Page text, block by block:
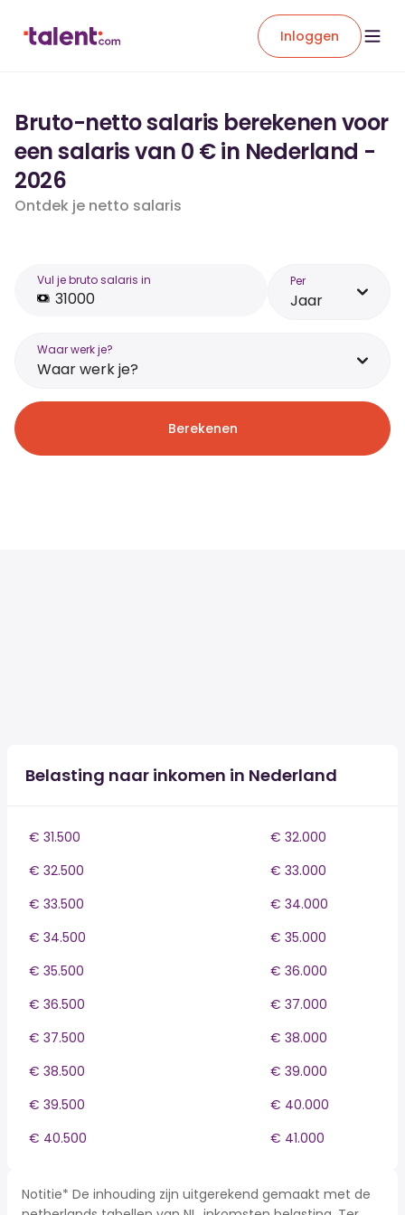
Inloggen
Bruto-netto salaris berekenen voor
een salaris van 0 € in Nederland -
2026
Ontdek je netto salaris
Vul je bruto salaris in Per
Jaar
Waar werk je?
Waar werk je?
Berekenen
Belasting naar inkomen in Nederland
€ 31.500
€ 32.000
€ 32.500
€ 33.000
€ 33.500
€ 34.000
€ 34.500
€ 35.000
€ 35.500
€ 36.000
€ 36.500
€ 37.000
€ 37.500
€ 38.000
€ 38.500
€ 39.000
€ 39.500
€ 40.000
€ 40.500
€ 41.000
Notitie* De inhouding zijn uitgerekend gemaakt met de